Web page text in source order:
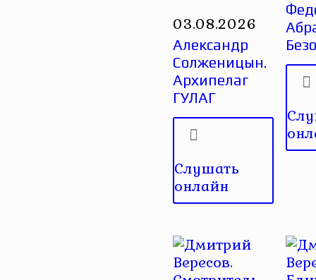
03.08.2026
Александр
Солженицын.
Архипелаг
ГУЛАГ
Слушать
онлайн